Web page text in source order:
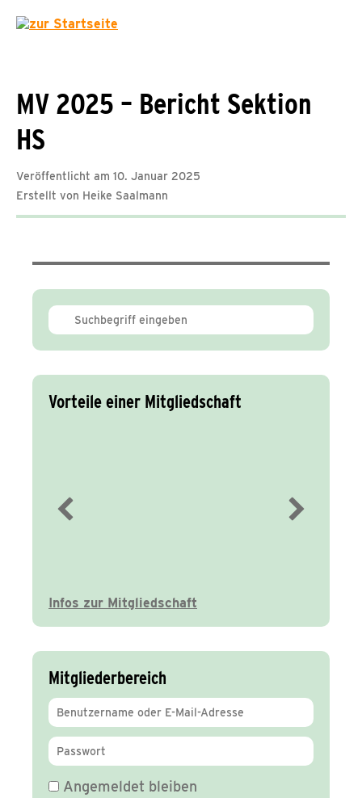
MV 2025 – Bericht Sektion
HS
Veröffentlicht am 10. Januar 2025
Erstellt von Heike Saalmann
Vorteile einer Mitgliedschaft
Infos zur Mitgliedschaft
Mitgliederbereich
Angemeldet bleiben